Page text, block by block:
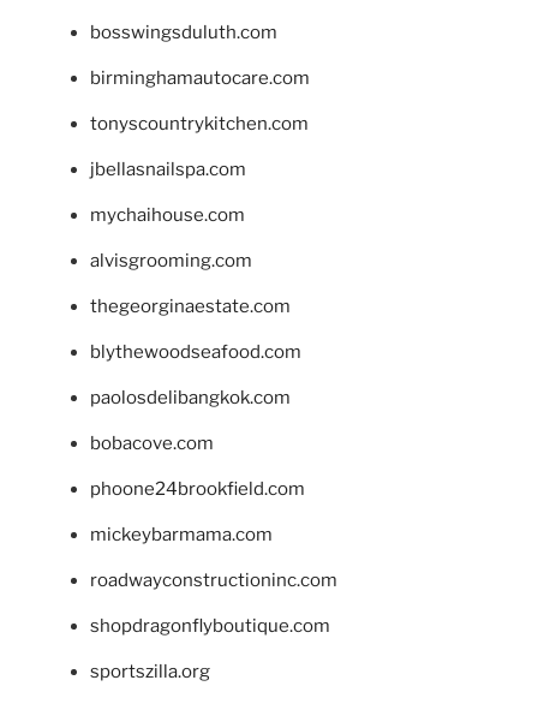
bosswingsduluth.com
birminghamautocare.com
tonyscountrykitchen.com
jbellasnailspa.com
mychaihouse.com
alvisgrooming.com
thegeorginaestate.com
blythewoodseafood.com
paolosdelibangkok.com
bobacove.com
phoone24brookfield.com
mickeybarmama.com
roadwayconstructioninc.com
shopdragonflyboutique.com
sportszilla.org